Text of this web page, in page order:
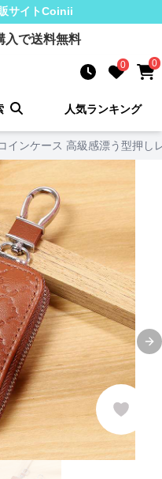
サイトCoinii
入で送料無料
0 0
人気ランキング
インケース 高級感漂う型押し